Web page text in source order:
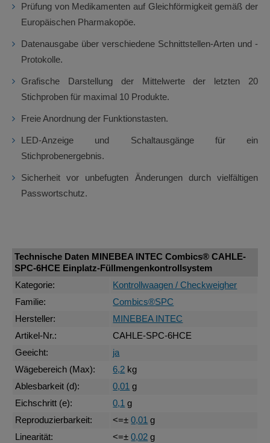
Prüfung von Medikamenten auf Gleichförmigkeit gemäß der
Europäischen Pharmakopöe.
Datenausgabe über verschiedene Schnittstellen-Arten und -
Protokolle.
Grafische Darstellung der Mittelwerte der letzten 20
Stichproben für maximal 10 Produkte.
Freie Anordnung der Funktionstasten.
LED-Anzeige und Schaltausgänge für ein
Stichprobenergebnis.
Sicherheit vor unbefugten Änderungen durch vielfältigen
Passwortschutz.
Technische Daten MINEBEA INTEC Combics® CAHLE-
SPC-6HCE Einplatz-Füllmengenkontrollsystem
Kategorie:
Kontrollwaagen / Checkweigher
Familie:
Combics®SPC
Hersteller:
MINEBEA INTEC
Artikel-Nr.:
CAHLE-SPC-6HCE
Geeicht:
ja
Wägebereich (Max):
6,2 kg
Ablesbarkeit (d):
0,01 g
Eichschritt (e):
0,1 g
Reproduzierbarkeit:
<=±0,01 g
Linearität:
<=±0,02 g